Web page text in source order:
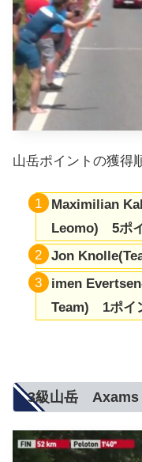
山岳ポイントの獲得
Maximilian
Leomo) 5ポ
Jon
imen
Team) 1ポイ
3級山岳 Axams